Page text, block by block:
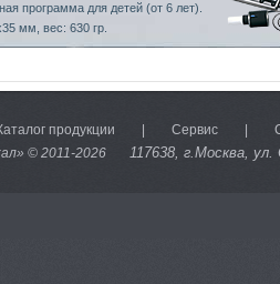
программа для детей (от 6 лет).
мм, вес: 630 гр.
продукции Сервис
© 2011-2026 117638, г.Москва, ул.